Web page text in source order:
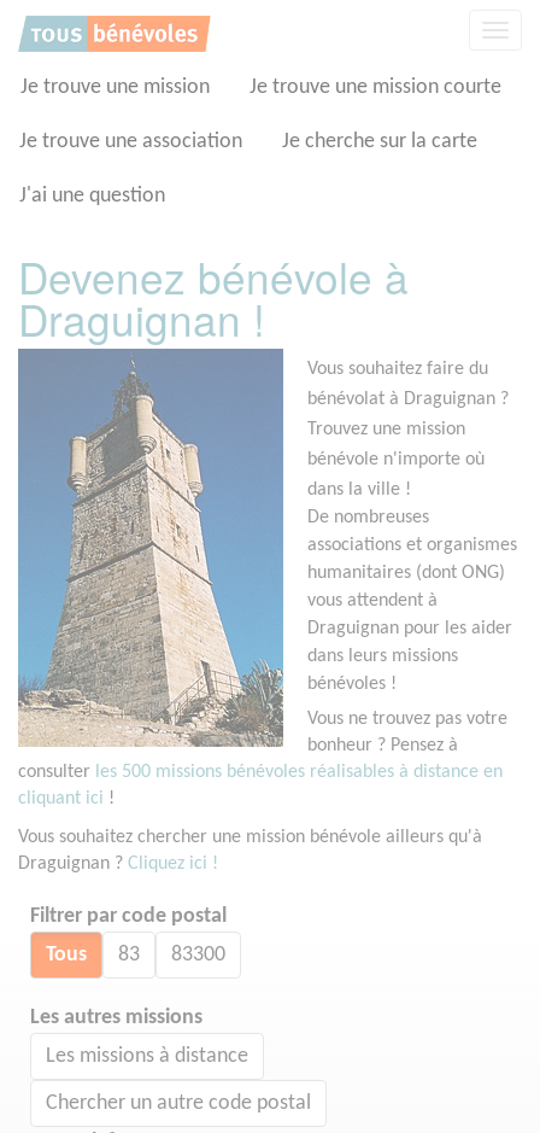
Je trouve une mission Je trouve une mission courte
Je trouve une association Je cherche sur la carte
J'ai une question
Devenez bénévole à
Draguignan !
Vous souhaitez faire du
bénévolat à Draguignan ?
Trouvez une mission
bénévole n'importe où
dans la ville !
De nombreuses
associations et organismes
humanitaires (dont ONG)
vous attendent à
Draguignan pour les aider
dans leurs missions
bénévoles !
Vous ne trouvez pas votre
bonheur ? Pensez à
consulter les 500 missions bénévoles réalisables à distance en
cliquant ici !
Vous souhaitez chercher une mission bénévole ailleurs qu'à
Draguignan ? Cliquez ici !
Filtrer par code postal
Tous 83 83300
Les autres missions
Les missions à distance
Chercher un autre code postal
Panneau de gestion des cookies